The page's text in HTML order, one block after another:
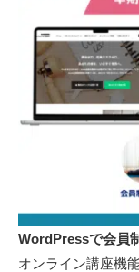
WordPressで会員
オンライン講座機